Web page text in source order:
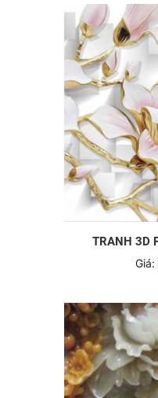
TRANH 3D
Giá: